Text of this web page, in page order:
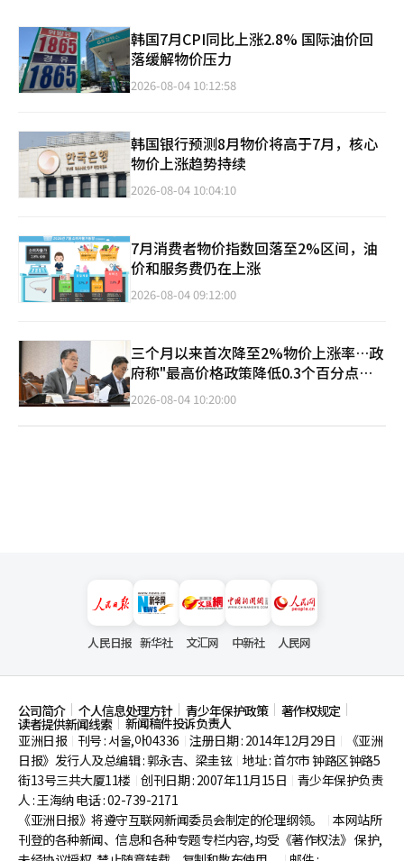
韩国7月CPI同比上涨2.8% 国际油价回
落缓解物价压力
2026-08-04 10:12:58
韩国银行预测8月物价将高于7月，核心
物价上涨趋势持续
2026-08-04 10:04:10
7月消费者物价指数回落至2%区间，油
价和服务费仍在上涨
2026-08-04 09:12:00
三个月以来首次降至2%物价上涨率…政
府称"最高价格政策降低0.3个百分点效
果"
2026-08-04 10:20:00
人民日报 新华社 文汇网 中新社 人民网
公司简介 个人信息处理方针 青少年保护政策 著作权规定
读者提供新闻线索
新闻稿件投诉负责人
亚洲日报
刊号 : 서울,아04336 注册日期 : 2014年12月29日
《亚洲
日报》发行人及总编辑 : 郭永吉、梁圭铉 地址 : 首尔市钟路区钟路5
街13号三共大厦11楼 创刊日期 : 2007年11月15日
青少年保护负责
人 : 王海纳 电话 : 02-739-2171
《亚洲日报》将遵守互联网新闻委员会制定的伦理纲领。
本网站所
刊登的各种新闻、信息和各种专题专栏内容, 均受《著作权法》 保护,